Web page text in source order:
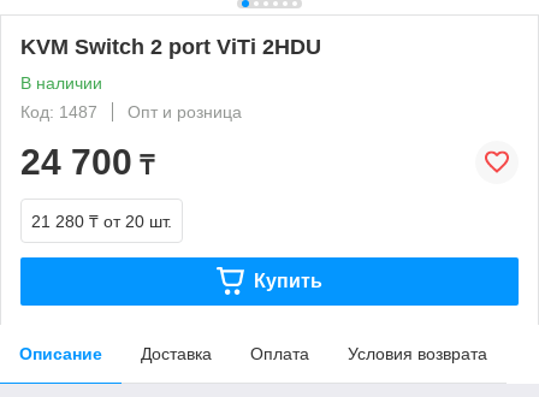
KVM Switch 2 port ViTi 2HDU
В наличии
Код: 1487
Опт и розница
24 700 ₸
21 280 ₸ от 20 шт.
Купить
Описание Доставка Оплата Условия возврата